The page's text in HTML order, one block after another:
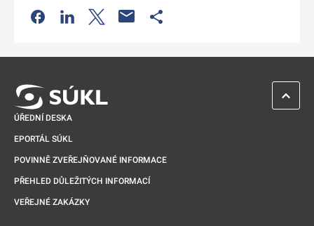
Odkaz se otevře na nové kartě
Odkaz se otevře na nové kartě
Odkaz se otevře na nové kartě
ÚŘEDNÍ DESKA
EPORTÁL SÚKL
POVINNĚ ZVEŘEJŇOVANÉ INFORMACE
PŘEHLED DŮLEŽITÝCH INFORMACÍ
VEŘEJNÉ ZAKÁZKY
ZPĚT